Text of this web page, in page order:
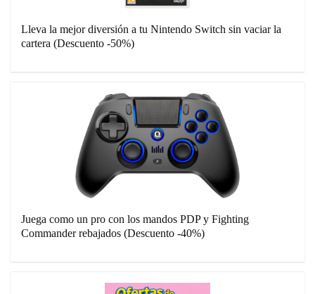
Lleva la mejor diversión a tu Nintendo Switch sin vaciar la
cartera (Descuento -50%)
Juega como un pro con los mandos PDP y Fighting
Commander rebajados (Descuento -40%)